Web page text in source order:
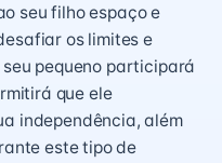
seu filho espaço e
os limites e
pequeno participará
que ele
independência, além
este tipo de